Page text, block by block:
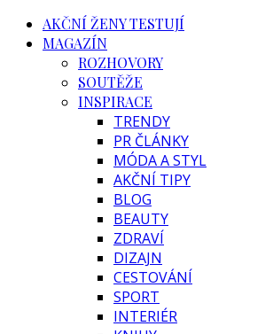
AKČNÍ ŽENY TESTUJÍ
MAGAZÍN
ROZHOVORY
SOUTĚŽE
INSPIRACE
TRENDY
PR ČLÁNKY
MÓDA A STYL
AKČNÍ TIPY
BLOG
BEAUTY
ZDRAVÍ
DIZAJN
CESTOVÁNÍ
SPORT
INTERIÉR